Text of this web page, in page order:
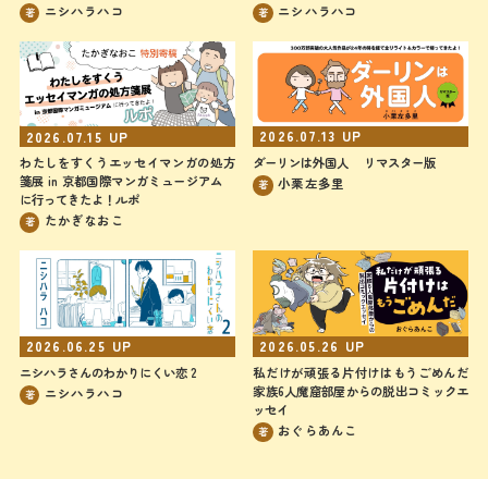
著 ニシハラハコ 著 ニシハラハコ
2026.07.15 UP
わたしをすくうエッセイマンガの処方
箋展 in 京都国際マンガミュージアム
に行ってきたよ！ルポ
著 たかぎなおこ
2026.07.13 UP
ダーリンは外国人 リマスター版
著 小栗左多里
2026.06.25 UP
ニシハラさんのわかりにくい恋 2
著 ニシハラハコ
2026.05.26 UP
私だけが頑張る片付けはもうごめんだ
家族6人魔窟部屋からの脱出コミックエ
ッセイ
著 おぐらあんこ